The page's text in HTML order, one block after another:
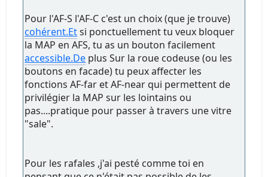
Pour l'AF-S l'AF-C c'est un choix (que je trouve)
cohérent.Etsi ponctuellement tu veux bloquer
la MAP en AFS, tu as un bouton facilement
accessible.De plus Sur la roue codeuse (ou les
boutons en facade) tu peux affecter les
fonctions AF-far et AF-near qui permettent de
privilégier la MAP sur les lointains ou
pas....pratique pour passer à travers une vitre
"sale".
Pour les rafales ,j'ai pesté comme toi en